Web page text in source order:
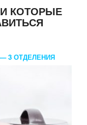
КОТОРЫЕ
— 3 ОТДЕЛЕНИЯ